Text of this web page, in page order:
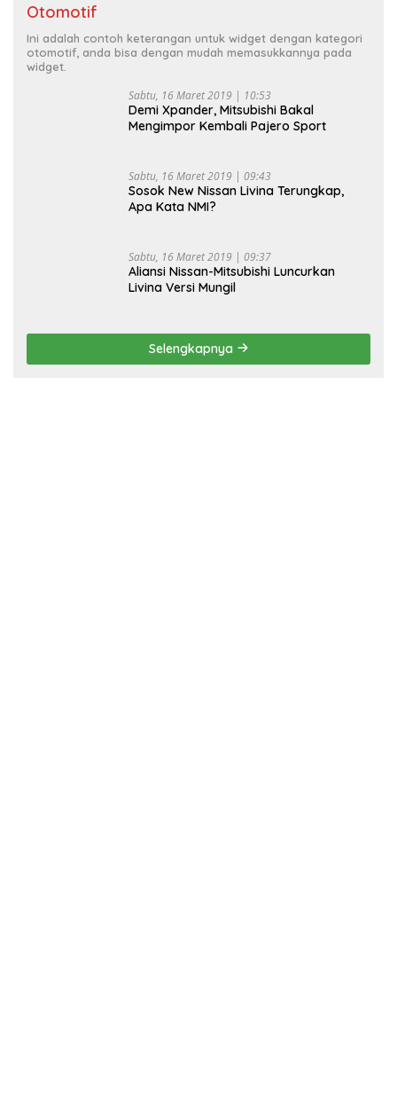
Otomotif
Ini adalah contoh keterangan untuk widget dengan kategori
otomotif, anda bisa dengan mudah memasukkannya pada
widget.
Sabtu, 16 Maret 2019 | 10:53
Demi Xpander, Mitsubishi Bakal
Mengimpor Kembali Pajero Sport
Sabtu, 16 Maret 2019 | 09:43
Sosok New Nissan Livina Terungkap,
Apa Kata NMI?
Sabtu, 16 Maret 2019 | 09:37
Aliansi Nissan-Mitsubishi Luncurkan
Livina Versi Mungil
Selengkapnya